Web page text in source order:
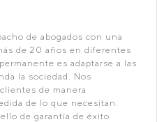
de abogados con una
de 20 años en diferentes
es adaptarse a las
la sociedad. Nos
de manera
de lo que necesitan.
de garantía de éxito